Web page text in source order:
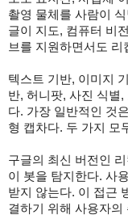
촬영 물체를 사람이
글이 지도, 컴퓨터 비
브를 지원하면서도
텍스트 기반, 이미지
반, 허니팟, 사진 식별
다. 가장 일반적인 것
형 캡차다. 두 가지 모
구글의 최신 버전인
이 봇을 탐지한다. 사
받지 않는다. 이 접근
결하기 위해 사용자의